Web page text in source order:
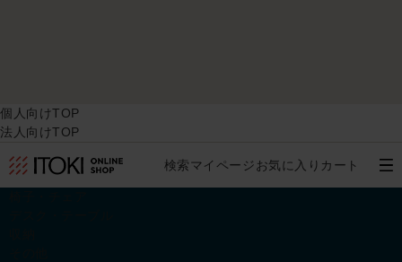
個人向けTOP
法人向けTOP
検索マイページ お気に入り カート